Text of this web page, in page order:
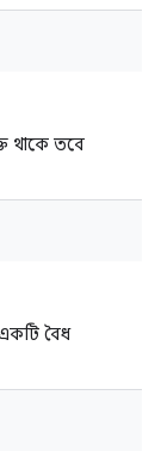
থাকে তবে
বৈধ